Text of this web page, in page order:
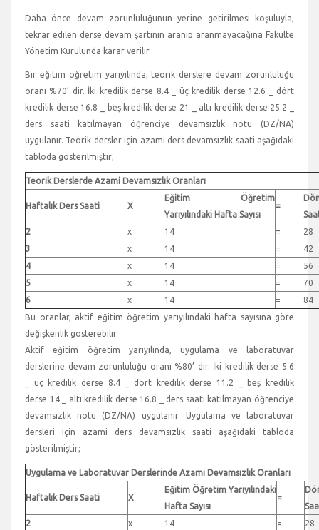
Daha önce devam zorunluluğunun yerine getirilmesi koşuluyla,
tekrar edilen derse devam şartının aranıp aranmayacağına Fakülte
Yönetim Kurulunda karar verilir.
Bir eğitim öğretim yarıyılında, teorik derslere devam zorunluluğu
oranı %70’ dir. İki kredilik derse 8.4 _ üç kredilik derse 12.6 _ dört
kredilik derse 16.8 _ beş kredilik derse 21 _ altı kredilik derse 25.2 _
ders saati katılmayan öğrenciye devamsızlık notu (DZ/NA)
uygulanır. Teorik dersler için azami ders devamsızlık saati aşağıdaki
tabloda gösterilmiştir;
Teorik Derslerde Azami Devamsızlık Oranları
Haftalık Ders Saati X
Eğitim Öğretim
Yarıyılındaki Hafta Sayısı
=
2
x 14 =
28
3
x 14 =
42
4
x 14 =
56
5
x 14 =
70
6
x 14 =
84
Bu oranlar, aktif eğitim öğretim yarıyılındaki hafta sayısına göre
değişkenlik gösterebilir.
Aktif eğitim öğretim yarıyılında, uygulama ve laboratuvar
derslerine devam zorunluluğu oranı %80’ dir. İki kredilik derse 5.6
_ üç kredilik derse 8.4 _ dört kredilik derse 11.2 _ beş kredilik
derse 14 _ altı kredilik derse 16.8 _ ders saati katılmayan öğrenciye
devamsızlık notu (DZ/NA) uygulanır. Uygulama ve laboratuvar
dersleri için azami ders devamsızlık saati aşağıdaki tabloda
gösterilmiştir;
Uygulama ve Laboratuvar Derslerinde Azami Devamsızlık Oranları
Haftalık Ders Saati X
Eğitim Öğretim Yarıyılındaki
Hafta Sayısı
=
2
x 14 = 28